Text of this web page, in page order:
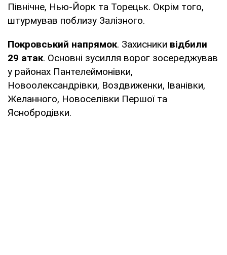
Північне, Нью-Йорк та Торецьк. Окрім того,
штурмував поблизу Залізного.
Покровський напрямок. Захисники відбили
29 атак. Основні зусилля ворог зосереджував
у районах Пантелеймонівки,
Новоолександрівки, Воздвиженки, Іванівки,
Желанного, Новоселівки Першої та
Яснобродівки.